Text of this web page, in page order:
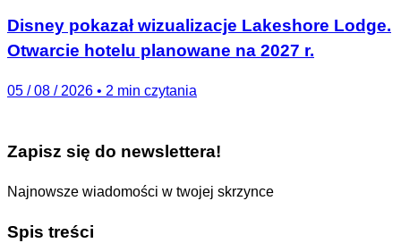
Disney pokazał wizualizacje Lakeshore Lodge.
Otwarcie hotelu planowane na 2027 r.
05 / 08 / 2026 • 2 min czytania
Zapisz się do newslettera!
Najnowsze wiadomości w twojej skrzynce
Spis treści